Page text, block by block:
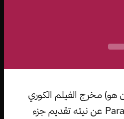
مخرج الفيلم الكوري
الجنوبي «الطفيلي» Parasite عن نيته تقديم جزء